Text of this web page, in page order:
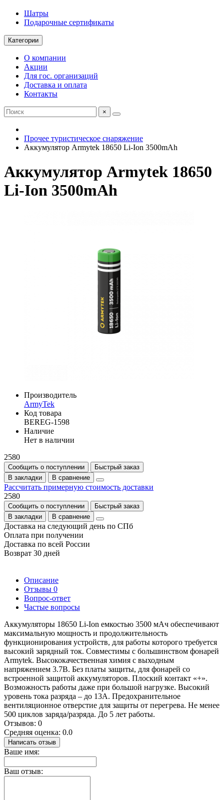
Шатры
Подарочные сертификаты
Категории
О компании
Акции
Для гос. организаций
Доставка и оплата
Контакты
×
Прочее туристическое снаряжение
Аккумулятор Armytek 18650 Li-Ion 3500mAh
Аккумулятор Armytek 18650
Li-Ion 3500mAh
Производитель
ArmyTek
Код товара
BEREG-1598
Наличие
Нет в наличии
2580
Сообщить о поступлении
Быстрый заказ
В закладки
В сравнение
Рассчитать примерную стоимость доставки
2580
Сообщить о поступлении
Быстрый заказ
В закладки
В сравнение
Доставка на следующий день по СПб
Оплата при получении
Доставка по всей России
Возврат 30 дней
Описание
Отзывы 0
Вопрос-ответ
Частые вопросы
Аккумуляторы 18650 Li-Ion емкостью 3500 мАч обеспечивают
максимальную мощность и продолжительность
функционирования устройств, для работы которого требуется
высокий зарядный ток. Совместимы с большинством фонарей
Armytek. Высококачественная химия с выходным
напряжением 3.7В. Без платы защиты, для фонарей со
встроенной защитой аккумуляторов. Плоский контакт «+».
Возможность работы даже при большой нагрузке. Высокий
уровень тока разряда – до 13А. Предохранительное
вентиляционное отверстие для защиты от перегрева. Не менее
500 циклов заряда/разряда. До 5 лет работы.
Отзывов: 0
Средняя оценка: 0.0
Написать отзыв
Ваше имя:
Ваш отзыв: